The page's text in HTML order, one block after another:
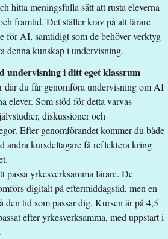
lärare v 35, 39 och v 10. Vi har
v 43 och v 50
studenter utanför EU/EES och
kontakta oss.
hitta meningsfulla sätt att rusta eleverna
framtid. Det ställer krav på att lärare
för AI, samtidigt som de behöver verktyg
denna kunskap i undervisning.
undervisning i ditt eget klassrum
där du får genomföra undervisning om AI
elever. Som stöd för detta varvas
diskussioner och
Efter genomförandet kommer du både
andra kursdeltagare få reflektera kring
passa yrkesverksamma lärare. De
digitalt på eftermiddagstid, men en
den tid som passar dig. Kursen är på 4,5
efter yrkesverksamma, med uppstart i